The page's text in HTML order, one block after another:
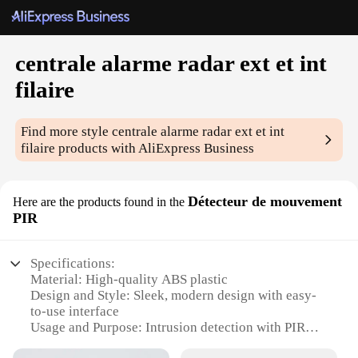
centrale alarme radar ext et int
filaire
Find more stylecentrale alarme radar ext et int
filaire products with AliExpress Business
Here are the products found in the Détecteur de mouvement
PIR
Specifications:
Material: High-quality ABS plastic
Design and Style: Sleek, modern design with easy-
to-use interface
Usage and Purpose: Intrusion detection with PIR